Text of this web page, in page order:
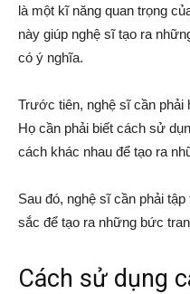
là một kĩ năng quan trọng
này giúp nghệ sĩ tạo ra
có ý nghĩa.
Trước tiên, nghệ sĩ cần phải
Họ cần phải biết cách sử
cách khác nhau để tạo ra
Sau đó, nghệ sĩ cần phải
sắc để tạo ra những bức
Cách sử dụng